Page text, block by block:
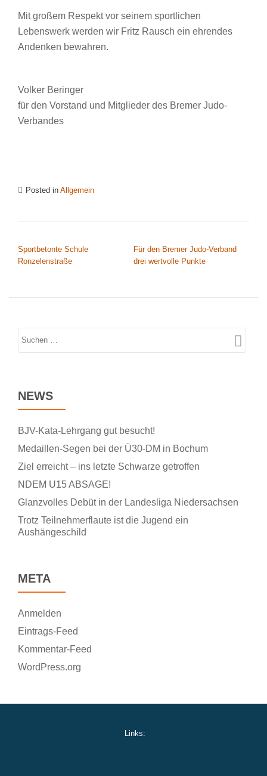
Mit großem Respekt vor seinem sportlichen
Lebenswerk werden wir Fritz Rausch ein ehrendes
Andenken bewahren.
Volker Beringer
für den Vorstand und Mitglieder des Bremer Judo-
Verbandes
Posted in Allgemein
Sportbetonte Schule
Ronzelenstraße
Für den Bremer Judo-Verband
drei wertvolle Punkte
NEWS
BJV-Kata-Lehrgang gut besucht!
Medaillen-Segen bei der Ü30-DM in Bochum
Ziel erreicht – ins letzte Schwarze getroffen
NDEM U15 ABSAGE!
Glanzvolles Debüt in der Landesliga Niedersachsen
Trotz Teilnehmerflaute ist die Jugend ein
Aushängeschild
META
Anmelden
Eintrags-Feed
Kommentar-Feed
WordPress.org
Links: